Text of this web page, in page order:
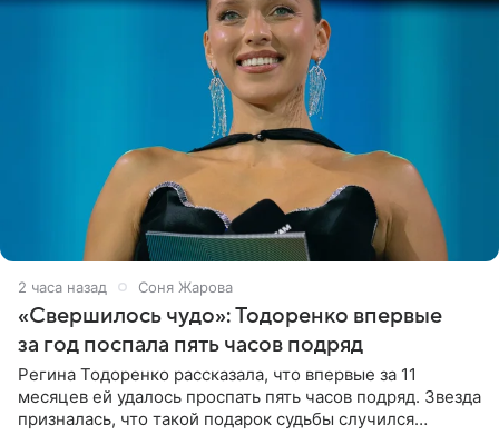
2 часа назад Соня Жарова
«Свершилось чудо»: Тодоренко впервые
за год поспала пять часов подряд
Регина Тодоренко рассказала, что впервые за 11
месяцев ей удалось проспать пять часов подряд. Звезда
призналась, что такой подарок судьбы случился